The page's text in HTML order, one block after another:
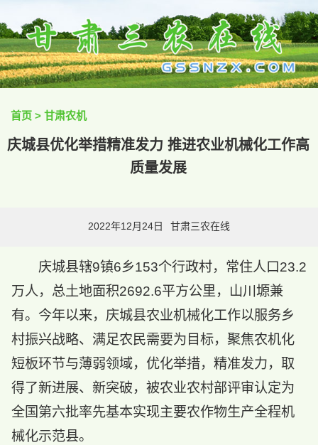
首页 > 甘肃农机
庆城县优化举措精准发力 推进农业机械化工作高
质量发展
2022年12月24日 甘肃三农在线
庆城县辖9镇6乡153个行政村，常住人口23.2
万人，总土地面积2692.6平方公里，山川塬兼
有。今年以来，庆城县农业机械化工作以服务乡
村振兴战略、满足农民需要为目标，聚焦农机化
短板环节与薄弱领域，优化举措，精准发力，取
得了新进展、新突破，被农业农村部评审认定为
全国第六批率先基本实现主要农作物生产全程机
械化示范县。